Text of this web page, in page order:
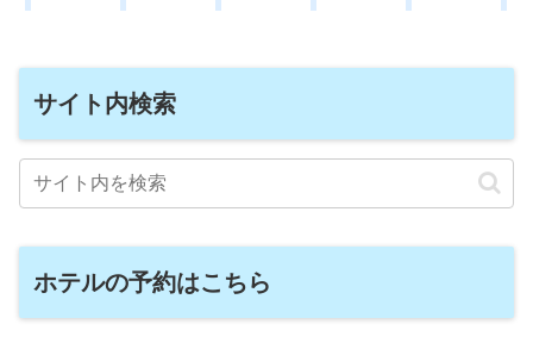
サイト内検索
ホテルの予約はこちら